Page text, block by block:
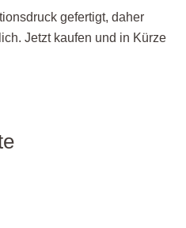
gefertigt, daher
Jetzt kaufen und in Kürze